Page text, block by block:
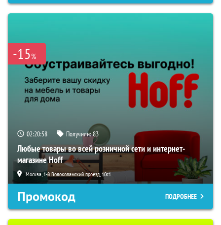
-15%
02:20:57 Получили:83
Любые товары во всей розничной сети и интернет-
магазине Hoff
Москва, 1-й Волоколамский проезд, 10с1
Промокод ПОДРОБНЕЕ